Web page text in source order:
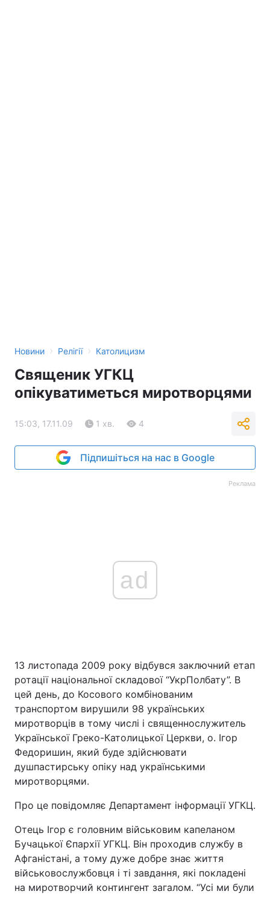
Новини › Релігії › Католицизм
Священик УГКЦ
опікуватиметься миротворцями
15:03, 17.11.09 1 хв. 4
Підпишіться на нас в Google
Реклама
ad
13 листопада 2009 року відбувся заключний етап
ротації національної складової “УкрПолбату”. В
цей день, до Косового комбінованим
транспортом вирушили 98 українських
миротворців в тому числі і священнослужитель
Української Греко-Католицької Церкви, о. Ігор
Федоришин, який буде здійснювати
душпастирську опіку над українськими
миротворцями.
Про це повідомляє Департамент інформації УГКЦ.
Отець Ігор є головним військовим капеланом
Бучацької Єпархії УГКЦ. Він проходив службу в
Афганістані, а тому дуже добре знає життя
військовослужбовця і ті завдання, які покладені
на миротворчий контингент загалом. “Усі ми були